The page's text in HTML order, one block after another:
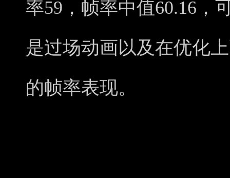
率59，帧率中值60.16，
是过场动画以及在优化
的帧率表现。